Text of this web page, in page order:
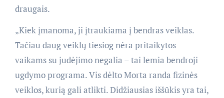
draugais.
„Kiek įmanoma, ji įtraukiama į bendras veiklas.
Tačiau daug veiklų tiesiog nėra pritaikytos
vaikams su judėjimo negalia – tai lemia bendroji
ugdymo programa. Vis dėlto Morta randa fizinės
veiklos, kurią gali atlikti. Didžiausias iššūkis yra tai,